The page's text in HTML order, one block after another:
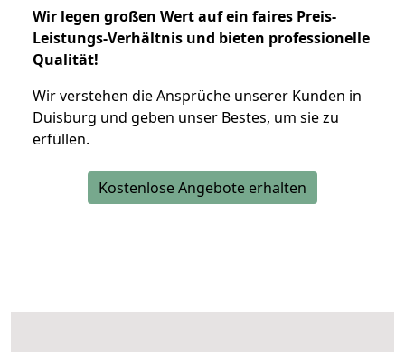
Wir legen großen Wert auf ein faires Preis-
Leistungs-Verhältnis und bieten professionelle
Qualität!
Wir verstehen die Ansprüche unserer Kunden in
Duisburg und geben unser Bestes, um sie zu
erfüllen.
Kostenlose Angebote erhalten